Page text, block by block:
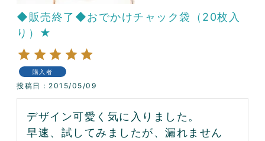
◆販売終了◆おでかけチャック袋（20枚入
り）★
購入者
投稿日 2015/05/09
デザイン可愛く気に入りました。
早速、試してみましたが、漏れません